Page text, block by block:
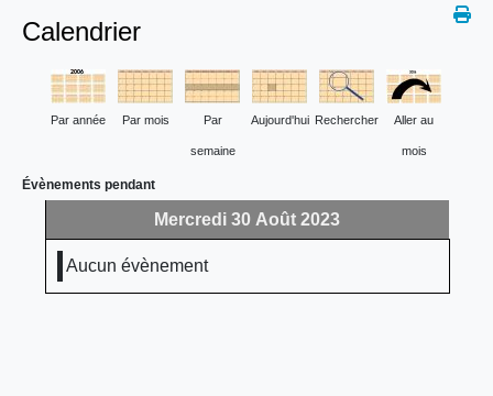
Calendrier
Par année Par mois Par
semaine
Aujourd'hui Rechercher Aller au
mois
Évènements pendant
Mercredi 30 Août 2023
Aucun évènement